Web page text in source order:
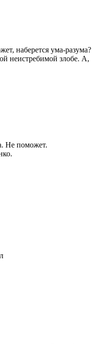
наберется ума-разума?
неистребимой злобе. А,
Не поможет.